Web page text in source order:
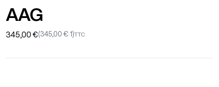
AAG
345,00 €(345,00 € 1)TTC